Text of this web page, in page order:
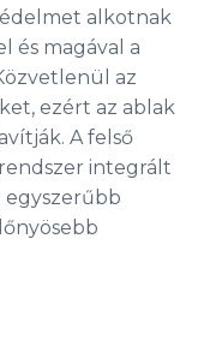
alkotnak
és magával a
az
ezért az ablak
A felső
integrált
egyszerűbb